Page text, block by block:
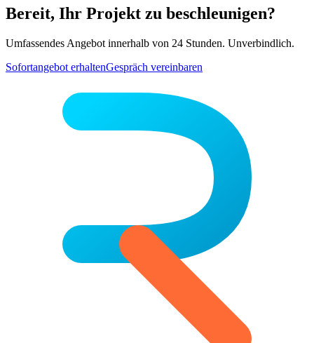
Bereit, Ihr Projekt zu beschleunigen?
Umfassendes Angebot innerhalb von 24 Stunden. Unverbindlich.
Sofortangebot erhaltenGespräch vereinbaren